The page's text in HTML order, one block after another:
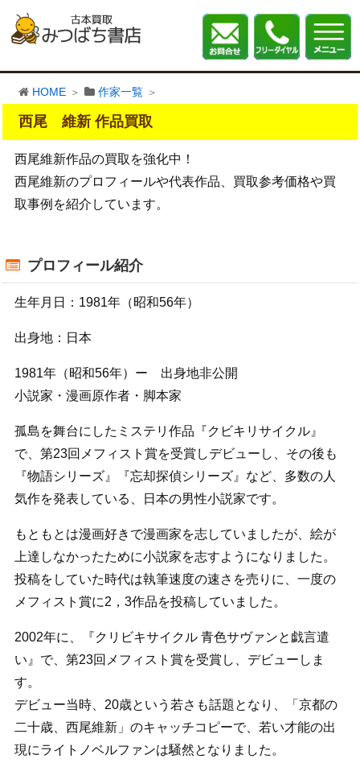
HOME 作家一覧
西尾 維新 作品買取
西尾維新作品の買取を強化中！
西尾維新のプロフィールや代表作品、買取参考価格や買
取事例を紹介しています。
プロフィール紹介
生年月日：1981年（昭和56年）
出身地：日本
1981年（昭和56年）ー 出身地非公開
小説家・漫画原作者・脚本家
孤島を舞台にしたミステリ作品『クビキリサイクル』
で、第23回メフィスト賞を受賞しデビューし、その後も
『物語シリーズ』『忘却探偵シリーズ』など、多数の人
気作を発表している、日本の男性小説家です。
もともとは漫画好きで漫画家を志していましたが、絵が
上達しなかったために小説家を志すようになりました。
投稿をしていた時代は執筆速度の速さを売りに、一度の
メフィスト賞に2，3作品を投稿していました。
2002年に、『クリビキサイクル 青色サヴァンと戯言遣
い』で、第23回メフィスト賞を受賞し、デビューしま
す。
デビュー当時、20歳という若さも話題となり、「京都の
二十歳、西尾維新」のキャッチコピーで、若い才能の出
現にライトノベルファンは騒然となりました。